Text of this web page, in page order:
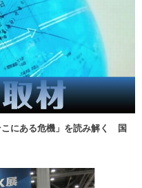
こにある危機」を読み解く 国